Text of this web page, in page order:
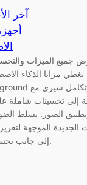
آخر
جميع الميزات
الجديدة الموجهة
إلى جانب تحسين تجربة التفاعل مع النظام.